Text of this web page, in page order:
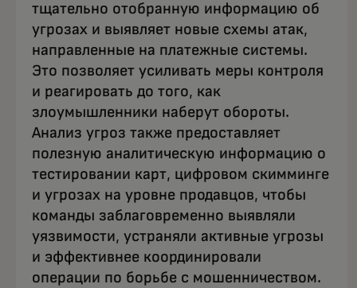
тщательно отобранную информацию об
угрозах и выявляет новые схемы атак,
направленные на платежные системы.
Это позволяет усиливать меры контроля
и реагировать до того, как
злоумышленники наберут обороты.
Анализ угроз также предоставляет
полезную аналитическую информацию о
тестировании карт, цифровом скимминге
и угрозах на уровне продавцов, чтобы
команды заблаговременно выявляли
уязвимости, устраняли активные угрозы
и эффективнее координировали
операции по борьбе с мошенничеством.